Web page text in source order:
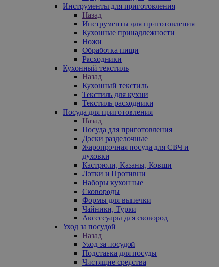
Инструменты для приготовления
Назад
Инструменты для приготовления
Кухонные принадлежности
Ножи
Обработка пищи
Расходники
Кухонный текстиль
Назад
Кухонный текстиль
Текстиль для кухни
Текстиль расходники
Посуда для приготовления
Назад
Посуда для приготовления
Доски разделочные
Жаропрочная посуда для СВЧ и
духовки
Кастрюли, Казаны, Ковши
Лотки и Противни
Наборы кухонные
Сковороды
Формы для выпечки
Чайники, Турки
Аксессуары для сковород
Уход за посудой
Назад
Уход за посудой
Подставка для посуды
Чистящие средства